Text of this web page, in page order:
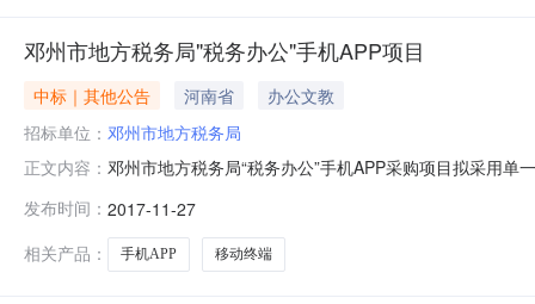
邓州市地方税务局"税务办公"手机APP项目
中标｜其他公告 河南省
办公文教
招标单位： 邓州市地方税务局
正文内容： 邓州市地方税务局“税务办公”手机APP采购项目拟采用
明：根据河南省地方税务局豫地税函文件【2017】114
APP实现数据互通互
发布时间： 2017-11-27
相关产品：
手机APP 移动终端